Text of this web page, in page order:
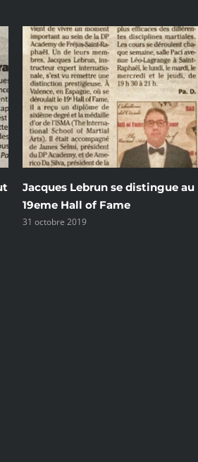
Jacques Lebrun promu Expert
International
21 juin 2019